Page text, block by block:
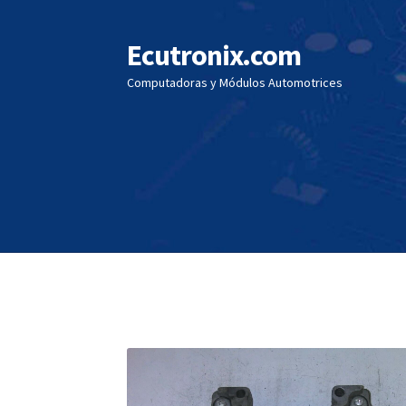
Saltar
a
navegación
Ir
al
contenido
Ecutronix.com
Computadoras y Módulos Automotrices